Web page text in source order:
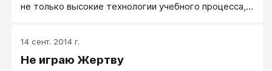
не только высокие технологии учебного процесса,
подходом, развиваемым основным составом его
преподавателей, и мы понимаем свою
14 сент. 2014 г.
Не играю Жертву